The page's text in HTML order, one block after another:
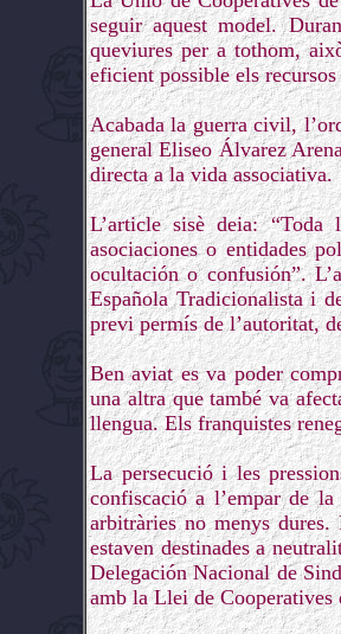
seguir aquest model.
queviures per a tothom,
eficient possible els
Acabada la guerra civil,
general Eliseo Álvarez
directa a la vida associativa.
L’article sisè deia: “Toda
asociaciones o entidades
ocultación o confusión”.
Española Tradicionalista i
previ permís de l’autoritat,
Ben aviat es va poder
una altra que també va
llengua. Els franquistes
La persecució i les
confiscació a l’empar de
arbitràries no menys
estaven destinades a
Delegación Nacional de
amb la Llei de Cooperatives